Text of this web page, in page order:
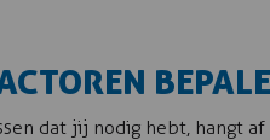
dat jij nodig hebt, hangt